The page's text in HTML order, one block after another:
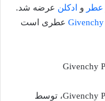
عطر و ادکلن عرضه شد.
Givenchy Pour Homme عطری است
عطر ادکلن جیوانچی پورهوم-Givenchy Pour Homme، توسط